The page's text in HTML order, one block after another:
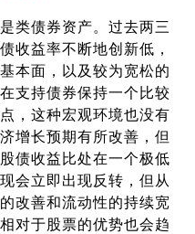
类债券资产。过去两三
收益率不断地创新低，
本面，以及较为宽松的
支持债券保持一个比较
，这种宏观环境也没有
增长预期有所改善，但
债收益比处在一个极低
会立即出现反转，但从
改善和流动性的持续宽
对于股票的优势也会趋